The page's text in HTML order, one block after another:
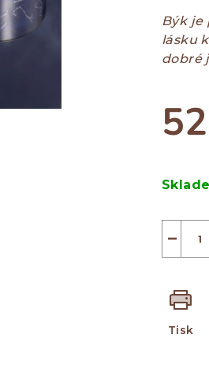
z
5
Býk je
lásku
dobré
cena:
−
Tisk